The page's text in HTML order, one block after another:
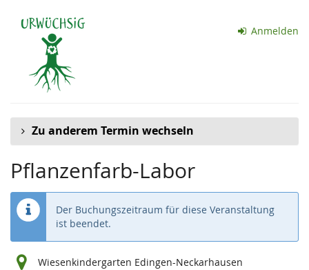
Haupt-
springen
Anmelden
Zu anderem Termin wechseln
Pflanzenfarb-Labor
Der Buchungszeitraum für diese Veranstaltung
ist beendet.
Wiesenkindergarten Edingen-Neckarhausen